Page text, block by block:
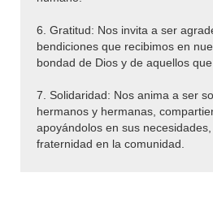
6. Gratitud: Nos invita a ser
bendiciones que recibimos en
bondad de Dios y de aquellos
7. Solidaridad: Nos anima a ser
hermanos y hermanas,
apoyándolos en sus
fraternidad en la comunidad.